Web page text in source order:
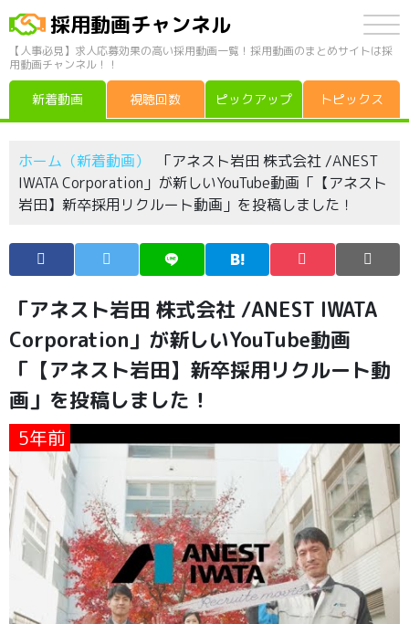
採用動画チャンネル
【人事必見】求人応募効果の高い採用動画一覧！採用動画のまとめサイトは採
用動画チャンネル！！
新着動画 視聴回数 ピックアップ トピックス
ホーム（新着動画）
「アネスト岩田 株式会社 /ANEST
IWATA Corporation」が新しいYouTube動画「【アネスト
岩田】新卒採用リクルート動画」を投稿しました！
「アネスト岩田 株式会社 /ANEST IWATA
Corporation」が新しいYouTube動画
「【アネスト岩田】新卒採用リクルート動
画」を投稿しました！
5年前